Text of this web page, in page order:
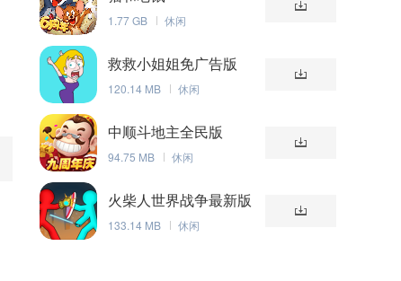
1.77 GB 休闲
救救小姐姐免广告版
120.14 MB 休闲
中顺斗地主全民版
94.75 MB 休闲
火柴人世界战争最新版
133.14 MB 休闲